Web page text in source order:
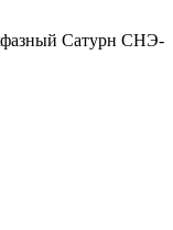
Сатурн СНЭ-